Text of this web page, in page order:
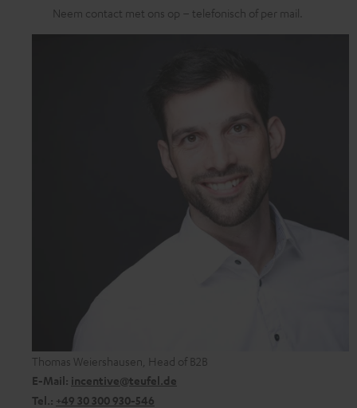
Neem contact met ons op – telefonisch of per mail.
Thomas Weiershausen, Head of B2B
E-Mail: incentive@teufel.de
Tel.: +49 30 300 930-546